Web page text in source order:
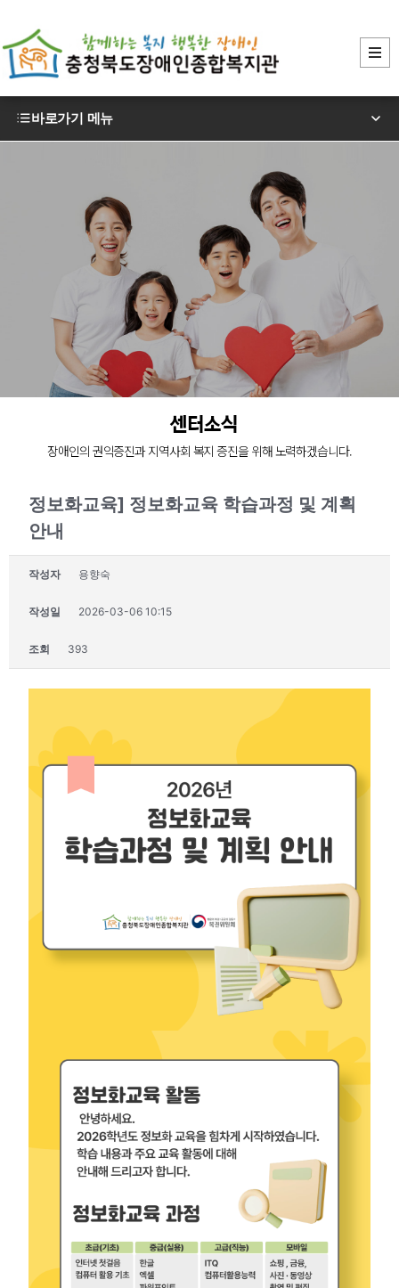
바로가기 메뉴
늘 한결같은 마음으로
늘 처음의 마음으로 함께 하겠습니다.
센터소식
장애인의 권익증진과 지역사회 복지 증진을 위해 노력하겠습니다.
정보화교육] 정보화교육 학습과정 및 계획
안내
작성자 용향숙
작성일 2026-03-06 10:15
조회 393